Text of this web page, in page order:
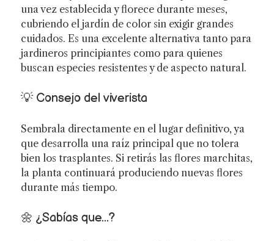
una vez establecida y florece durante meses,
cubriendo el jardín de color sin exigir grandes
cuidados. Es una excelente alternativa tanto para
jardineros principiantes como para quienes
buscan especies resistentes y de aspecto natural.
💡 Consejo del viverista
Sembrala directamente en el lugar definitivo, ya
que desarrolla una raíz principal que no tolera
bien los trasplantes. Si retirás las flores marchitas,
la planta continuará produciendo nuevas flores
durante más tiempo.
🌼 ¿Sabías que...?